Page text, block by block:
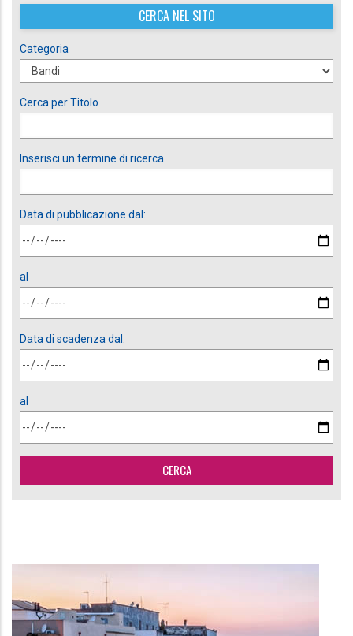
CERCA NEL SITO
Categoria
Cerca per Titolo
Inserisci un termine di ricerca
Data di pubblicazione dal:
al
Data di scadenza dal:
al